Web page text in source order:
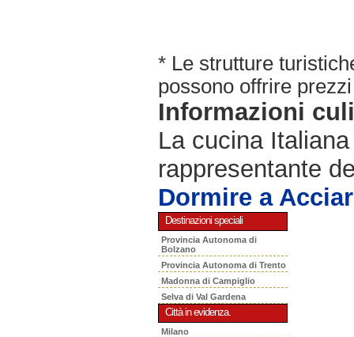
* Le strutture
possono offrire
Informazioni
La cucina
rappresentante
Dormire a
Destinazioni speciali
Provincia Autonoma di
Bolzano
Provincia Autonoma di Trento
Madonna di Campiglio
Selva di Val Gardena
Città in evidenza.
Milano